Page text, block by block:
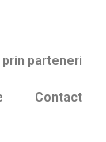
prin parteneri
Contact